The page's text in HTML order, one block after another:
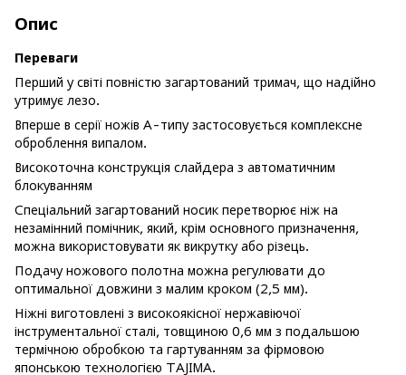
Опис
Переваги
Перший у світі повністю загартований тримач, що надійно
утримує лезо.
Вперше в серії ножів A-типу застосовується комплексне
оброблення випалом.
Високоточна конструкція слайдера з автоматичним
блокуванням
Спеціальний загартований носик перетворює ніж на
незамінний помічник, який, крім основного призначення,
можна використовувати як викрутку або різець.
Подачу ножового полотна можна регулювати до
оптимальної довжини з малим кроком (2,5 мм).
Ніжні виготовлені з високоякісної нержавіючої
інструментальної сталі, товщиною 0,6 мм з подальшою
термічною обробкою та гартуванням за фірмовою
японською технологією TAJIMA.